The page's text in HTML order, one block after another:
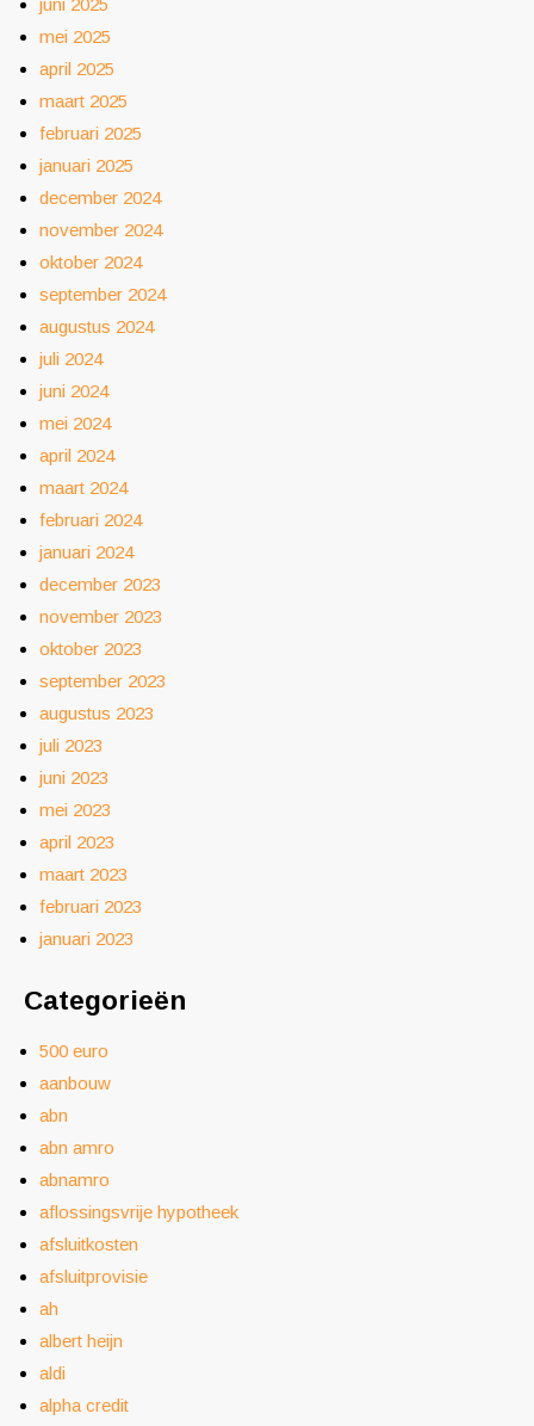
juni 2025
mei 2025
april 2025
maart 2025
februari 2025
januari 2025
december 2024
november 2024
oktober 2024
september 2024
augustus 2024
juli 2024
juni 2024
mei 2024
april 2024
maart 2024
februari 2024
januari 2024
december 2023
november 2023
oktober 2023
september 2023
augustus 2023
juli 2023
juni 2023
mei 2023
april 2023
maart 2023
februari 2023
januari 2023
Categorieën
500 euro
aanbouw
abn
abn amro
abnamro
aflossingsvrije hypotheek
afsluitkosten
afsluitprovisie
ah
albert heijn
aldi
alpha credit